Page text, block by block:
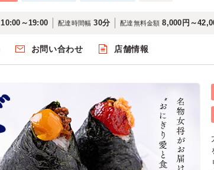
10:00～19:00 配達時間幅 30分 配達無料金額 8,000円～
お問い合わせ 店舗情報